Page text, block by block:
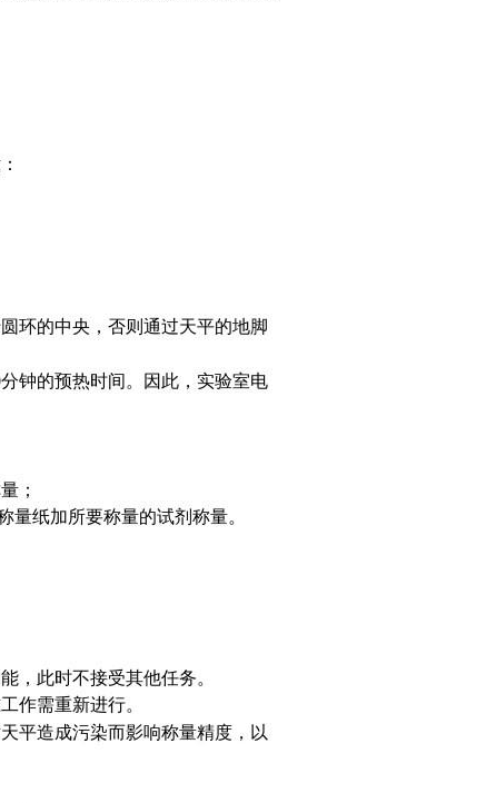
环的中央，否则通过天平的地脚
分钟的预热时间。因此，实验室电
；
量纸加所要称量的试剂称量。
此时不接受其他任务。
作需重新进行。
平造成污染而影响称量精度，以